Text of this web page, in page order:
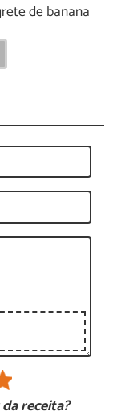
de banana
receita?